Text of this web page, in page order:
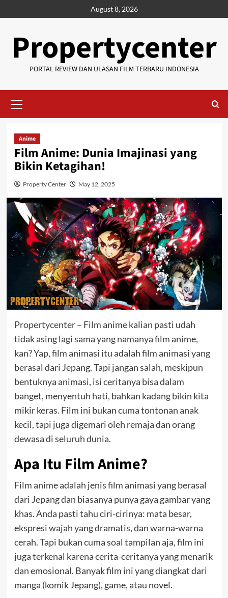
to
August 8, 2026
Propertycenter
PORTAL REVIEW DAN ULASAN FILM TERBARU INDONESIA
Menu
Anime
Film Anime: Dunia Imajinasi yang
Bikin Ketagihan!
Property Center May 12, 2025
Propertycenter– Film anime kalian pasti udah
tidak asing lagi sama yang namanya film anime,
kan? Yap, film animasi itu adalah film animasi yang
berasal dari Jepang. Tapi jangan salah, meskipun
bentuknya animasi, isi ceritanya bisa dalam
banget, menyentuh hati, bahkan kadang bikin kita
mikir keras. Film ini bukan cuma tontonan anak
kecil, tapi juga digemari oleh remaja dan orang
dewasa di seluruh dunia.
Apa Itu Film Anime?
Film anime adalah jenis film animasi yang berasal
dari Jepang dan biasanya punya gaya gambar yang
khas. Anda pasti tahu ciri-cirinya: mata besar,
ekspresi wajah yang dramatis, dan warna-warna
cerah. Tapi bukan cuma soal tampilan aja, film ini
juga terkenal karena cerita-ceritanya yang menarik
dan emosional. Banyak film ini yang diangkat dari
manga (komik Jepang), game, atau novel.